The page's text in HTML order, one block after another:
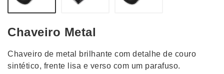
Chaveiro Metal
Chaveiro de metal brilhante com detalhe de couro
sintético, frente lisa e verso com um parafuso.